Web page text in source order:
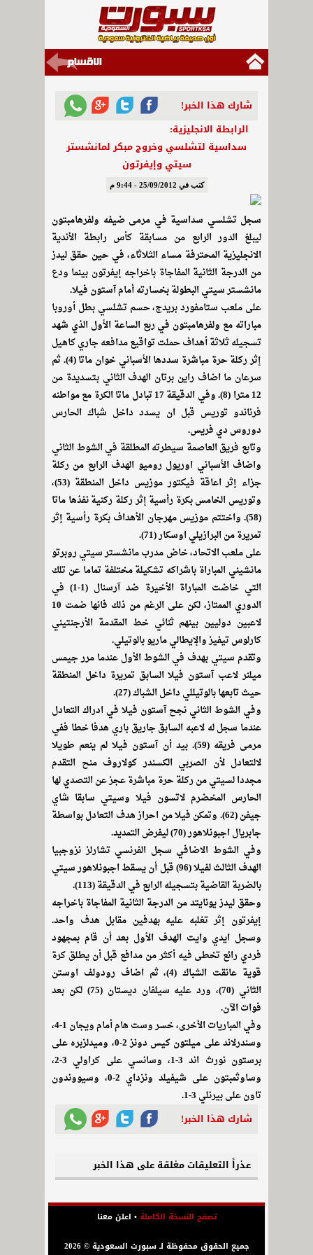
شارك هذا الخبر!
الرابطة الانجليزية:
سداسية لتشلسي وخروج مبكر لمانشستر
سيتي وإيفرتون
كتب في 25/09/2012 - 9:44 م
سجل تشلسي سداسية في مرمى ضيفه ولفرهامبتون
ليبلغ الدور الرابع من مسابقة كأس رابطة الأندية
الانجليزية المحترفة مساء الثلاثاء، في حين حقق ليدز
من الدرجة الثانية المفاجاة باخراجه إيفرتون بينما ودع
مانشستر سيتي البطولة بخسارته أمام آستون فيلا.
على ملعب ستامفورد بريدج، حسم تشلسي بطل أوروبا
مباراته مع ولفرهامبتون في ربع الساعة الأول الذي شهد
تسجيله ثلاثة أهداف حملت تواقيع مدافعه جاري كاهيل
إثر ركلة حرة مباشرة سددها الأسباني خوان ماتا (4). ثم
سرعان ما اضاف راين برتان الهدف الثاني بتسديدة من
12 مترا (8). وفي الدقيقة 17 تبادل ماتا الكرة مع مواطنه
فرناندو توريس قبل ان يسدد داخل شباك الحارس
دوروس دي فريس.
وتابع فريق العاصمة سيطرته المطلقة في الشوط الثاني
واضاف الأسباني اوريول روميو الهدف الرابع من ركلة
جزاء إثر اعاقة فيكتور موزيس داخل المنطقة (53)،
وتوريس الخامس بكرة رأسية إثر ركلة ركنية نفذها ماتا
(58). واختتم موزيس مهرجان الأهداف بكرة رأسية إثر
تمريرة من البرازيلي اوسكار (71).
على ملعب الاتحاد، خاض مدرب مانشستر سيتي روبرتو
مانشيني المباراة باشراكه تشكيلة مختلفة تماما عن تلك
التي خاضت المباراة الأخيرة ضد آرسنال (1-1) في
الدوري الممتاز، لكن على الرغم من ذلك فانها ضمت 10
لاعبين دوليين بينهم ثنائي خط المقدمة الأرجنتيني
كارلوس تيفيز والإيطالي ماريو بالوتيلي.
وتقدم سيتي بهدف في الشوط الأول عندما مرر جيمس
ميلنر لاعب آستون فيلا السابق تمريرة داخل المنطقة
حيث تابعها بالوتيللي داخل الشباك (27).
وفي الشوط الثاني نجح آستون فيلا في ادراك التعادل
عندما سجل له لاعبه السابق جاريق باري هدفا خطا ففي
مرمى فريقه (59). بيد أن آستون فيلا لم ينعم طويلا
لالتعادل لأن الصربي الكسندر كولاروف منح التقدم
مجددا لسيتي من ركلة حرة مباشرة عجز عن التصدي لها
الحارس المخضرم لاتسون فيلا وسيتي سابقا شاي
جيفن (62). وتمكن فيلا من احراز هدف التعادل بواسطة
جابريال اجبونلاهور (70) ليفرض التمديد.
وفي الشوط الاضافي سجل الفرنسي تشارلز نزوجبيا
الهدف الثالث لفيلا (96) قبل أن يسقط اجبونلاهور سيتي
بالضربة القاضية بتسجيله الرابع في الدقيقة (113).
وحقق ليدز يونايتد من الدرجة الثانية المفاجاة باخراجه
إيفرتون إثر تغلبه عليه بهدفين مقابل هدف واحد.
وسجل ايدي وايت الهدف الأول بعد أن قام بمجهود
فردي رائع تخطى فيه أكثر من مدافع قبل أن يطلق كرة
قوية عانقت الشباك (4)، ثم اضاف رودولف اوستن
الثاني (70)، ورد عليه سيلفان ديستان (75) لكن بعد
فوات الآن.
وفي المباريات الأخرى، خسر وست هام أمام ويجان 1-4،
وسندرلاند على ميلتون كيس دونز 2-0، وميدلزبره على
برستون نورث اند 3-1، وسانسي على كراولي 3-2،
وساوثمبتون على شيفيلد ونزداي 2-0، وسيووندون
تاون على بيرنلي 3-1.
شارك هذا الخبر!
عذراً التعليقات مغلقة على هذا الخبر
تصفح النسخة الكاملة• اعلن معنا
جميع الحقوق محفوظة لـ سبورت السعودية © 2026